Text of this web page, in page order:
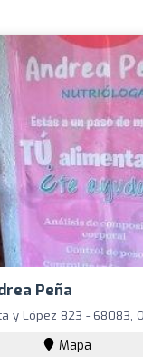
Peña
y López 823 - 68083,
Mapa